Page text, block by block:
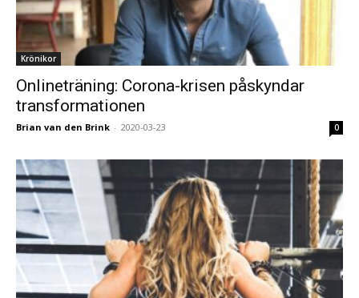
Krönikor
Onlineträning: Corona-krisen påskyndar
transformationen
Brian van den Brink - 2020-03-23 0